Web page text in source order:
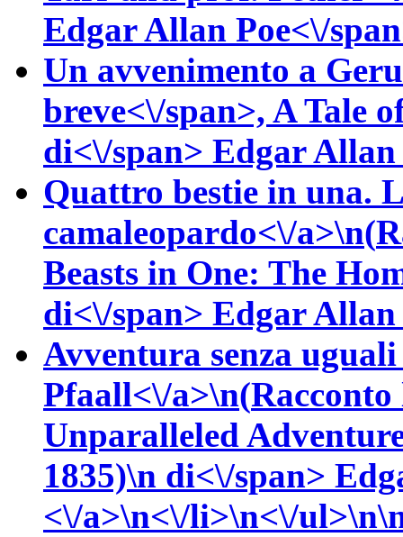
Edgar Allan Poe<\/
Un avvenimento a
breve<\/span>, A Tale
di<\/span> Edgar
Quattro bestie in una.
camaleopardo<\/a>\n(
Beasts in One: The
di<\/span> Edgar
Avventura senza
Pfaall<\/a>\n(
Unparalleled
1835)\n di<\/span>
<\/a>\n<\/li>\n<\/